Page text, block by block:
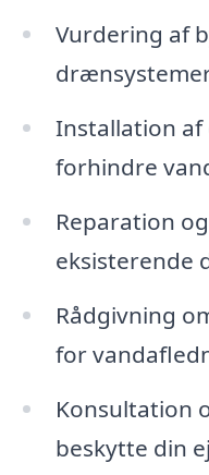
Vurdering af
Installation
forhindre
Reparation
eksisterende
Rådgivning
for
Konsultation
beskytte din